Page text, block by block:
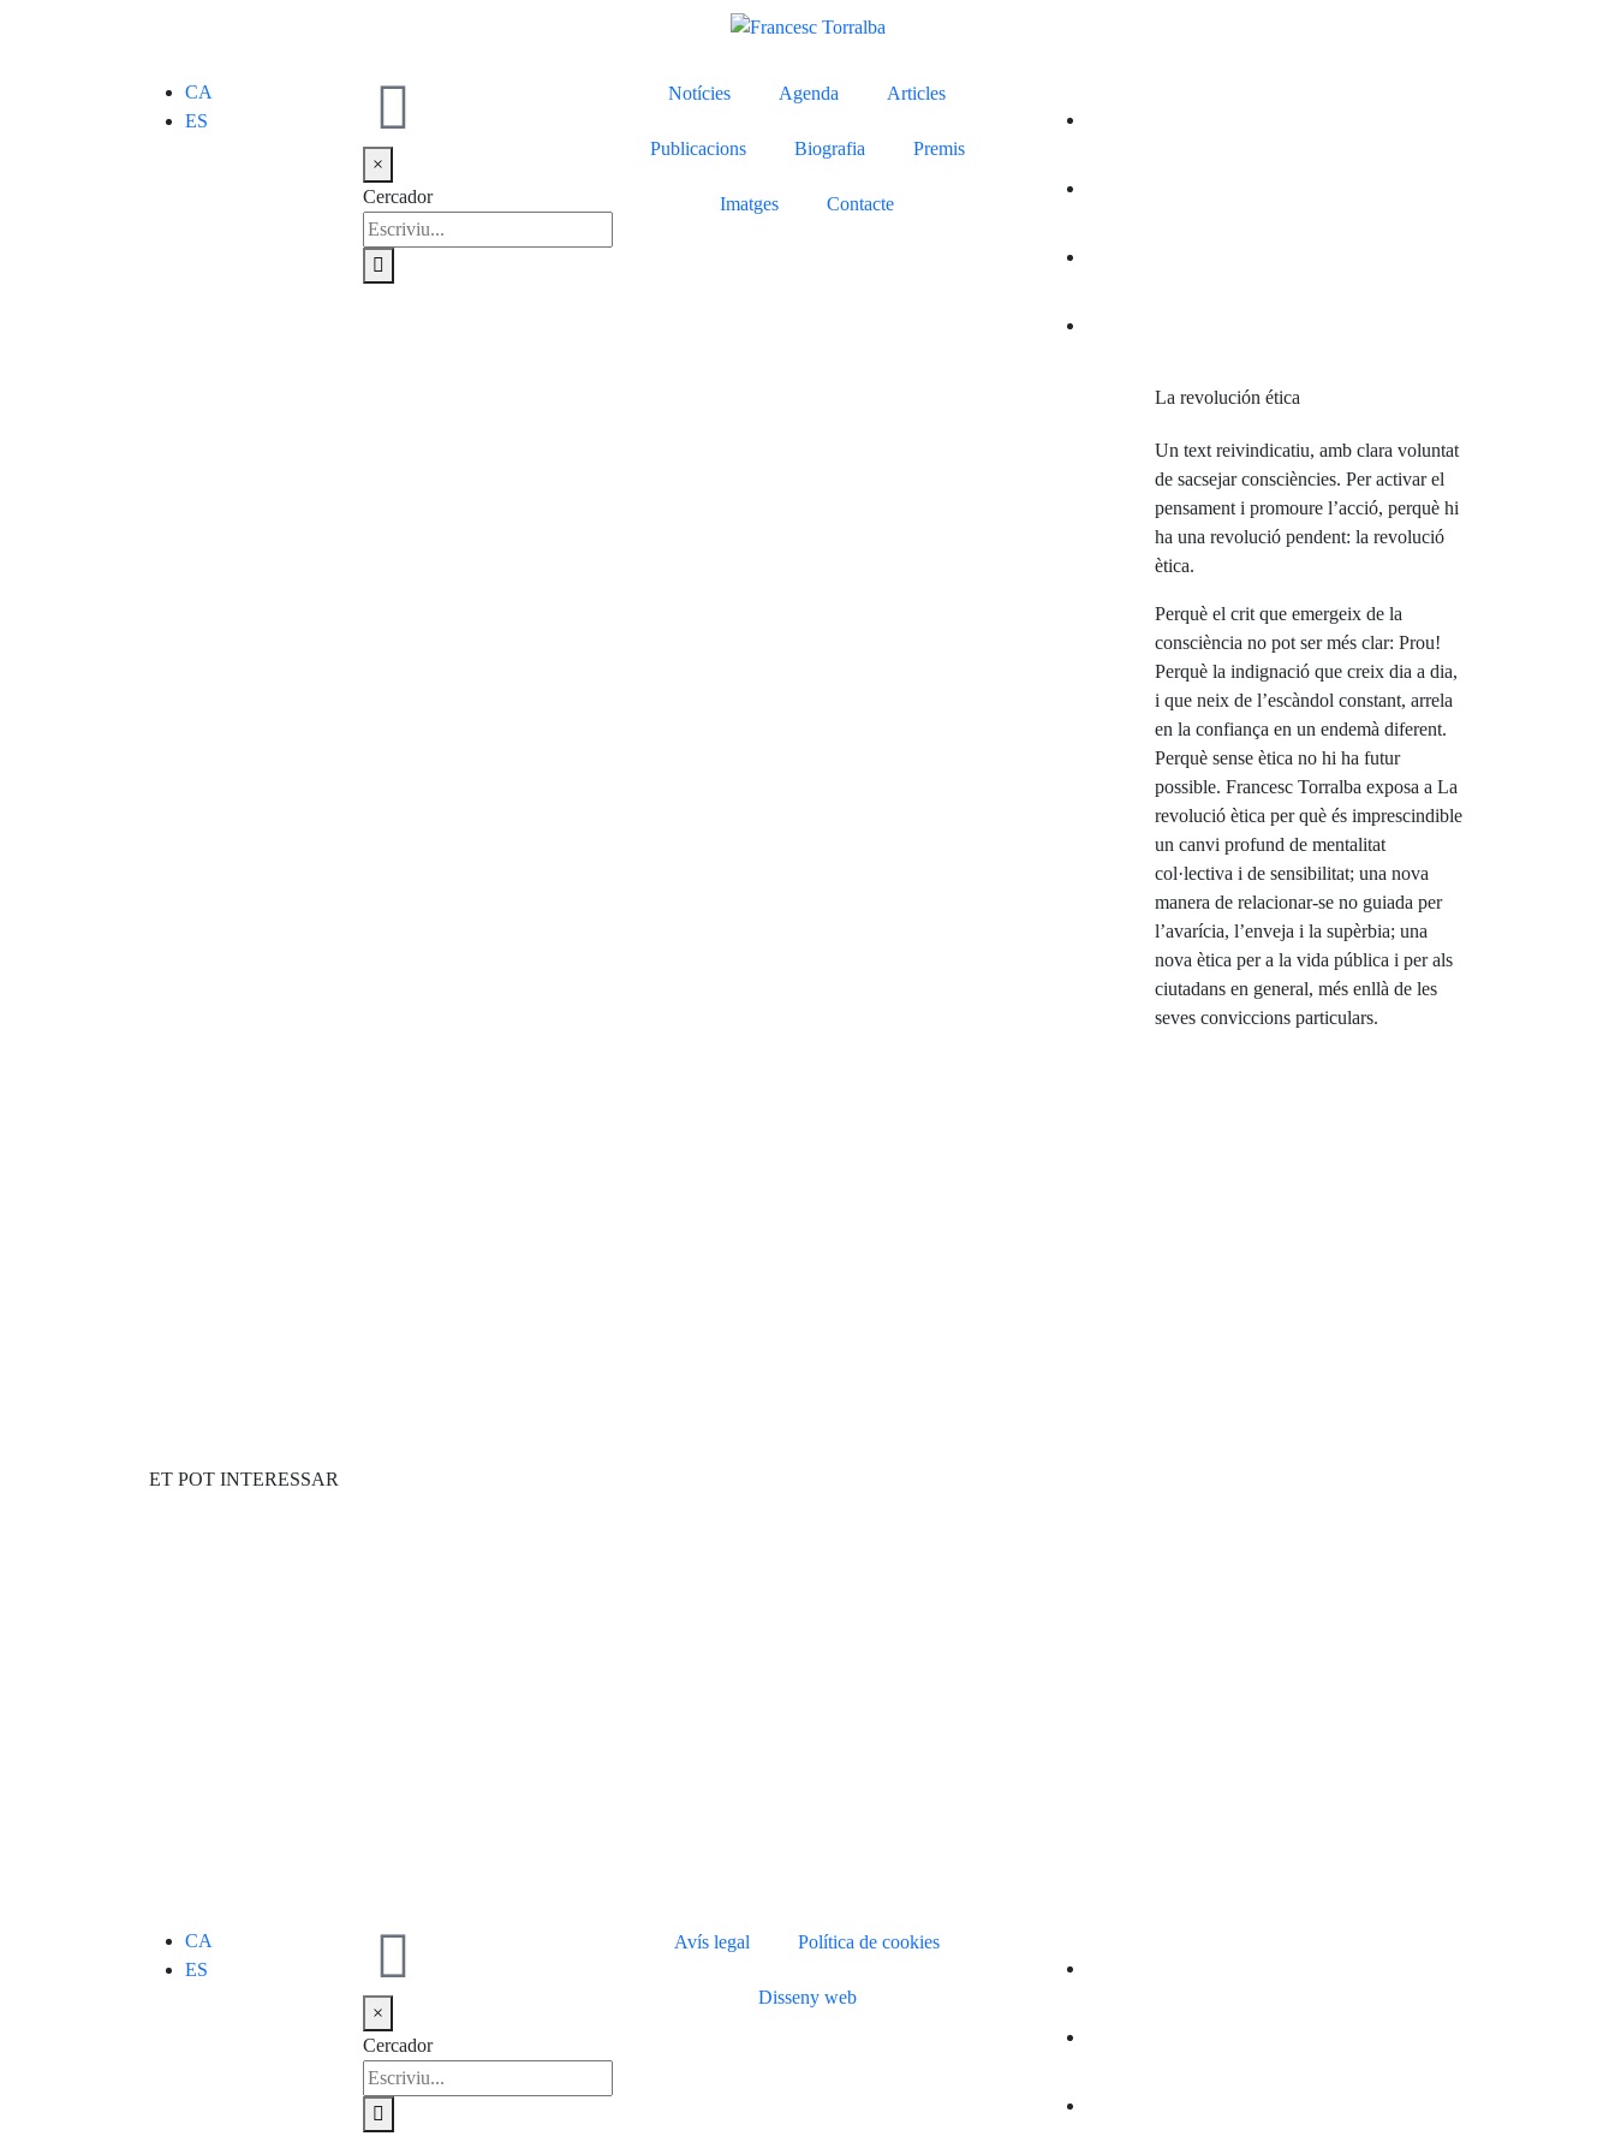
CA
ES
×
Cercador
Notícies Agenda Articles
Publicacions Biografia Premis
Imatges Contacte
La revolución ética
Un text reivindicatiu, amb clara voluntat
de sacsejar consciències. Per activar el
pensament i promoure l’acció, perquè hi
ha una revolució pendent: la revolució
ètica.
Perquè el crit que emergeix de la
consciència no pot ser més clar: Prou!
Perquè la indignació que creix dia a dia,
i que neix de l’escàndol constant, arrela
en la confiança en un endemà diferent.
Perquè sense ètica no hi ha futur
possible. Francesc Torralba exposa a La
revolució ètica per què és imprescindible
un canvi profund de mentalitat
col·lectiva i de sensibilitat; una nova
manera de relacionar-se no guiada per
l’avarícia, l’enveja i la supèrbia; una
nova ètica per a la vida pública i per als
ciutadans en general, més enllà de les
seves conviccions particulars.
ET POT INTERESSAR
CA
ES
×
Cercador
Avís legal Política de cookies
Disseny web